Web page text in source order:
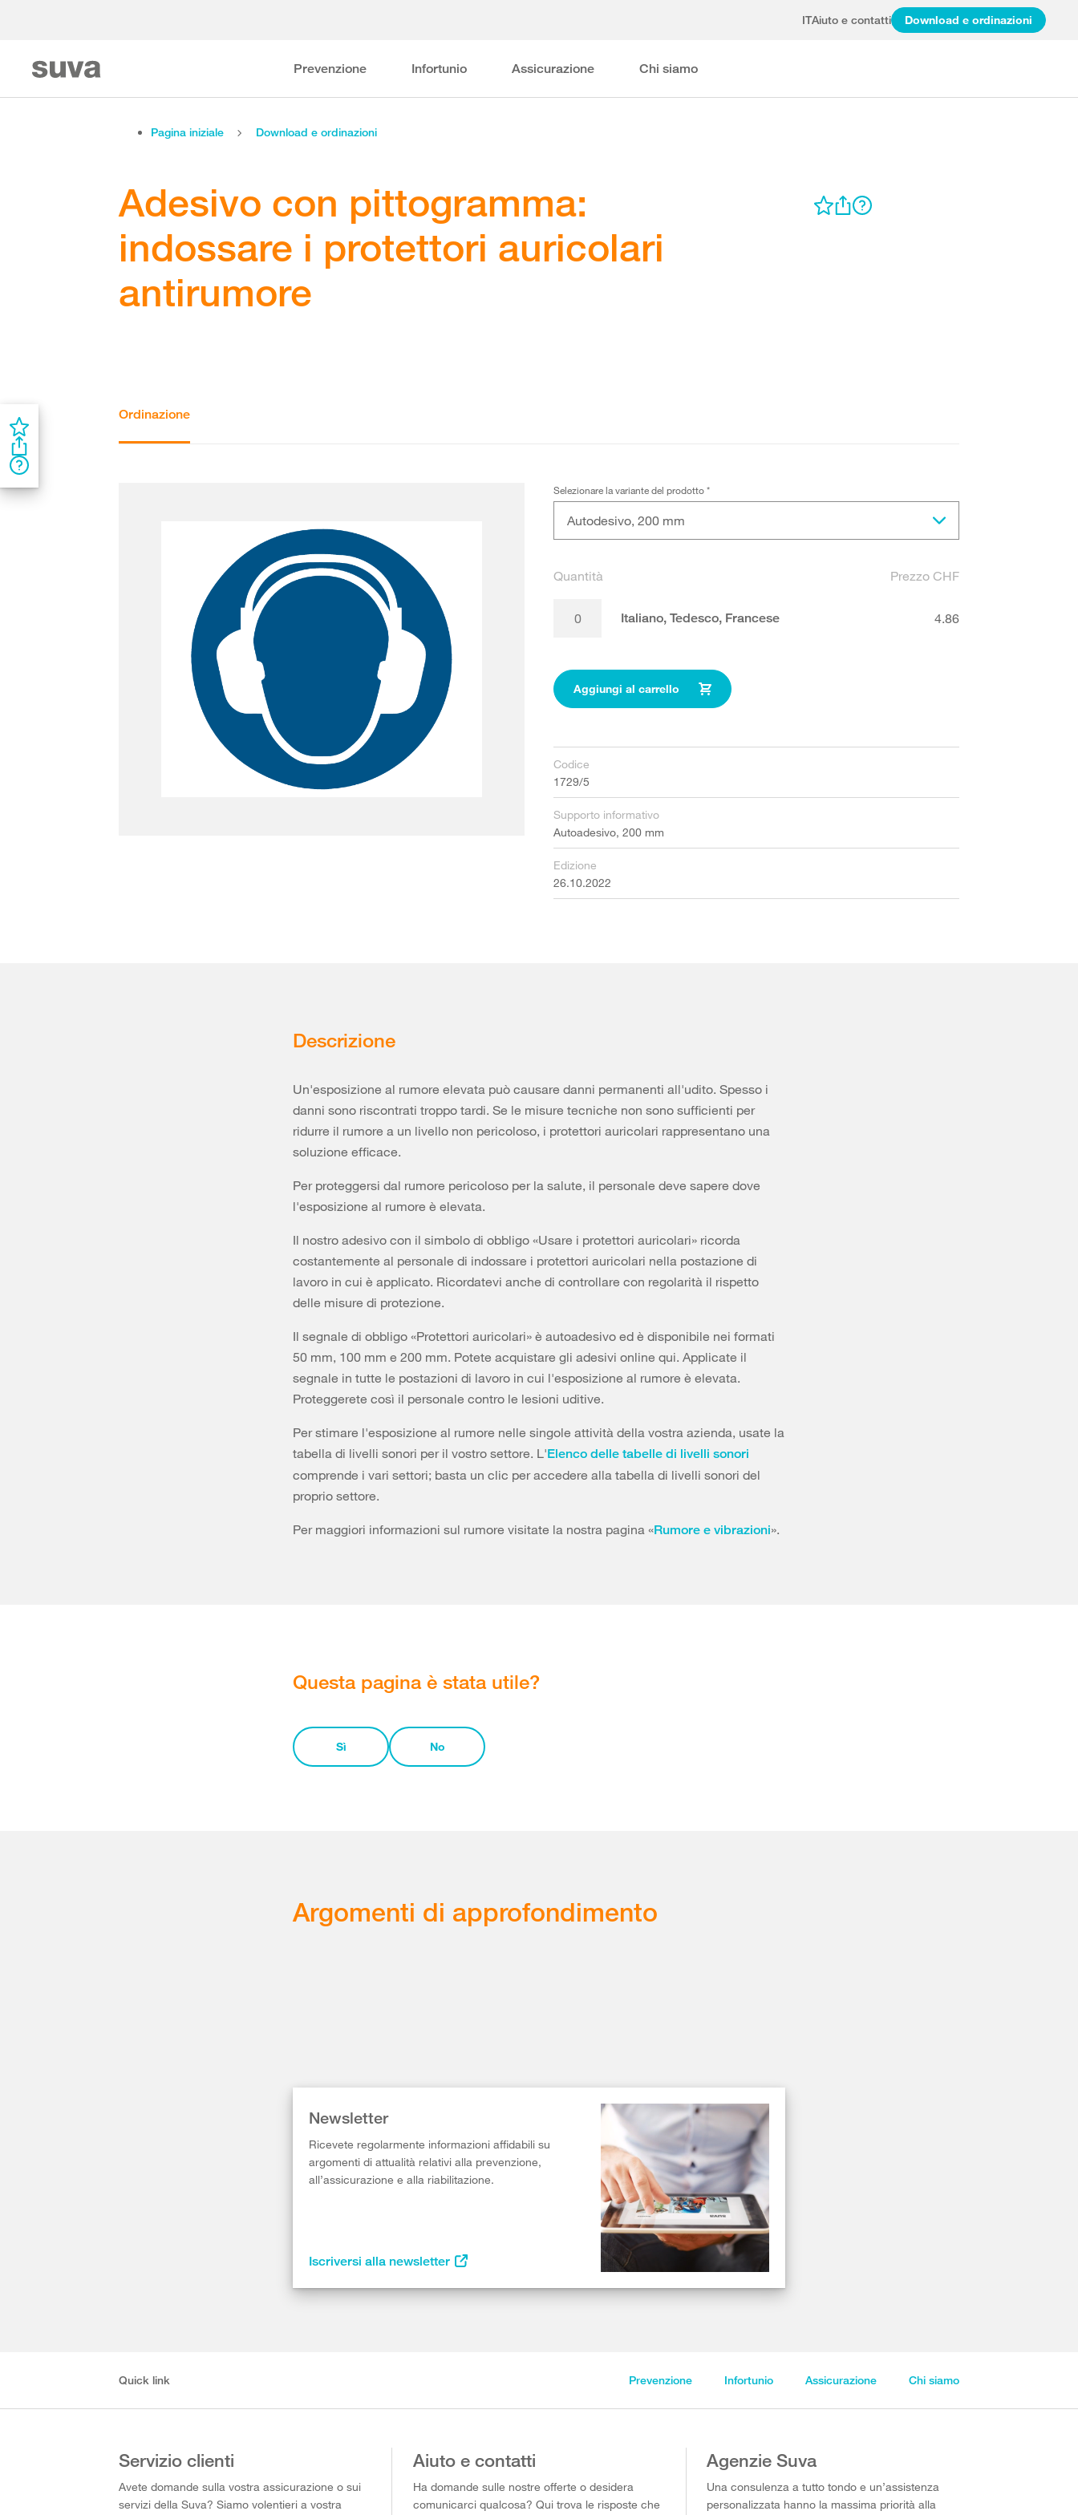
ITAiuto e contatti Download e ordinazioni
Prevenzione Infortunio Assicurazione Chi siamo
Pagina iniziale Download e ordinazioni
Adesivo con pittogramma:
indossare i protettori auricolari
antirumore
Ordinazione
Selezionare la variante del prodotto*
Autodesivo, 200 mm
Quantità Prezzo CHF
Italiano, Tedesco, Francese 4.86
Aggiungi al carrello
Codice
1729/5
Supporto informativo
Autoadesivo, 200 mm
Edizione
26.10.2022
Descrizione
Un'esposizione al rumore elevata può causare danni permanenti all'udito. Spesso i
danni sono riscontrati troppo tardi. Se le misure tecniche non sono sufficienti per
ridurre il rumore a un livello non pericoloso, i protettori auricolari rappresentano una
soluzione efficace.
Per proteggersi dal rumore pericoloso per la salute, il personale deve sapere dove
l'esposizione al rumore è elevata.
Il nostro adesivo con il simbolo di obbligo «Usare i protettori auricolari» ricorda
costantemente al personale di indossare i protettori auricolari nella postazione di
lavoro in cui è applicato. Ricordatevi anche di controllare con regolarità il rispetto
delle misure di protezione.
Il segnale di obbligo «Protettori auricolari» è autoadesivo ed è disponibile nei formati
50 mm, 100 mm e 200 mm. Potete acquistare gli adesivi online qui. Applicate il
segnale in tutte le postazioni di lavoro in cui l'esposizione al rumore è elevata.
Proteggerete così il personale contro le lesioni uditive.
Per stimare l'esposizione al rumore nelle singole attività della vostra azienda, usate la
tabella di livelli sonori per il vostro settore. L'Elenco delle tabelle di livelli sonori
comprende i vari settori; basta un clic per accedere alla tabella di livelli sonori del
proprio settore.
Per maggiori informazioni sul rumore visitate la nostra pagina «Rumore e vibrazioni».
Questa pagina è stata utile?
Sì No
Argomenti di approfondimento
Newsletter
Ricevete regolarmente informazioni affidabili su
argomenti di attualità relativi alla prevenzione,
all’assicurazione e alla riabilitazione.
Iscriversi alla newsletter
Quick link Prevenzione Infortunio Assicurazione Chi siamo
Servizio clienti
Avete domande sulla vostra assicurazione o sui
servizi della Suva? Siamo volentieri a vostra
Aiuto e contatti
Ha domande sulle nostre offerte o desidera
comunicarci qualcosa? Qui trova le risposte che
Agenzie Suva
Una consulenza a tutto tondo e un’assistenza
personalizzata hanno la massima priorità alla